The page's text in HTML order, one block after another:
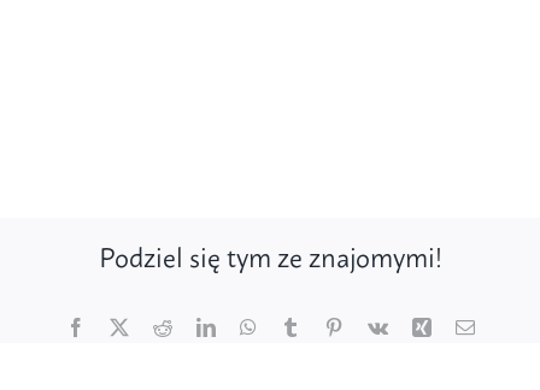
Podziel się tym ze znajomymi!
Facebook
X RedditLinkedInWhatsApp
TumblrPinterest
Vk Xing Email